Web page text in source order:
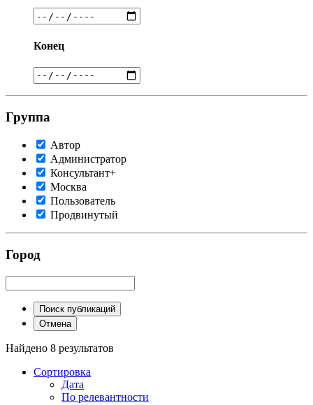
Конец
Группа
Автор
Администратор
Консультант+
Москва
Пользователь
Продвинутый
Город
Поиск публикаций
Отмена
Найдено 8 результатов
Сортировка
Дата
По релевантности